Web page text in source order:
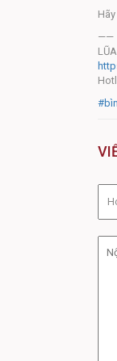
——